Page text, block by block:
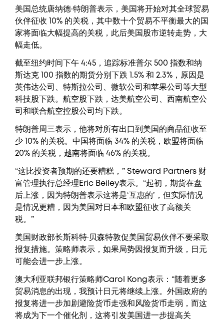
美国总统唐纳德·特朗普表示，美国将开始对其全球贸易
伙伴征收 10% 的关税，其中数十个贸易不平衡最大的国
家将面临大幅提高的关税，此后美国股市逆转走势，大
幅走低。
截至纽约时间下午 4:45，追踪标准普尔 500 指数和纳
斯达克 100 指数的期货分别下跌 1.5% 和 2.3%，原因是
英伟达公司、特斯拉公司、微软公司和苹果公司等大型
科技股下跌。航空股下跌，达美航空公司、西南航空公
司和联合航空控股公司均下跌。
特朗普周三表示，他将对所有出口到美国的商品征收至
少 10% 的关税。中国将面临 34% 的关税，欧盟将面临
20% 的关税，越南将面临 46% 的关税。
“这比投资者预期的还要糟糕，” Steward Partners 财
富管理执行总经理Eric Beiley表示。“起初，期货在盘
后上涨，因为特朗普表示这将是‘互惠的’，但实际情况
是情况更糟，因为美国对日本和欧盟征收了高额关
税。”
美国财政部长斯科特·贝森特敦促美国贸易伙伴不要采取
报复措施。策略师表示，如果局势因报复而升级，日元
可能会进一步上涨。
澳大利亚联邦银行策略师Carol Kong表示：“随着更多
贸易消息的出现，我预计日元将继续上涨。外国政府的
报复将进一步加剧避险货币走强和风险货币走弱，而这
将成为下一个催化剂，这将引发美国进一步提高关